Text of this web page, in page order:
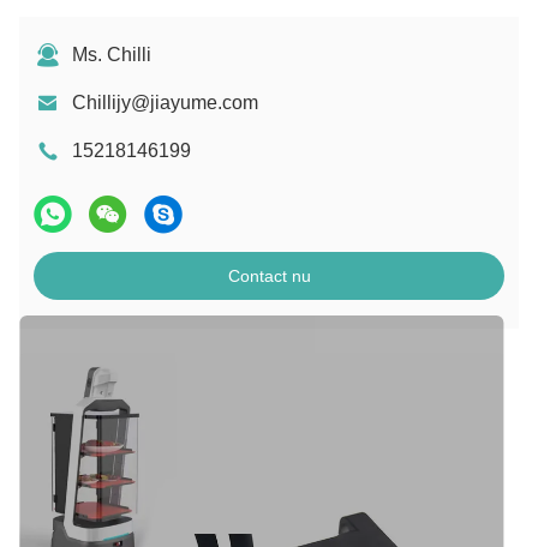
Ms. Chilli
Chillijy@jiayume.com
15218146199
Contact nu